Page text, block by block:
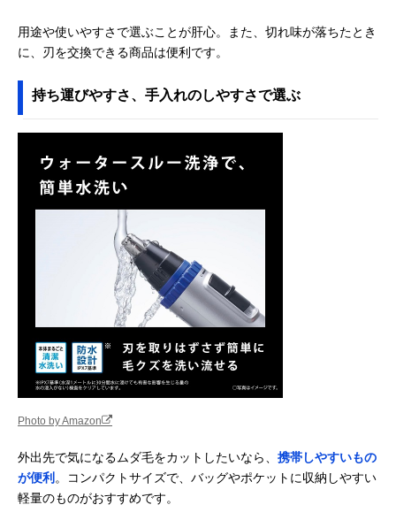
用途や使いやすさで選ぶことが肝心。また、切れ味が落ちたとき
に、刃を交換できる商品は便利です。
持ち運びやすさ、手入れのしやすさで選ぶ
Photo by Amazon
外出先で気になるムダ毛をカットしたいなら、 携帯しやすいもの
が便利 。コンパクトサイズで、バッグやポケットに収納しやすい
軽量のものがおすすめです。